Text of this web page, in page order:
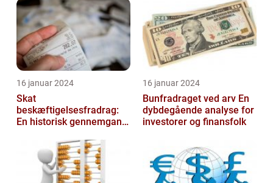
16 januar 2024
Skat
beskæftigelsesfradrag:
En historisk gennemgang
skattefritagelsesprogram
for inves...
16 januar 2024
Bunfradraget ved arv En
dybdegående analyse for
investorer og finansfolk